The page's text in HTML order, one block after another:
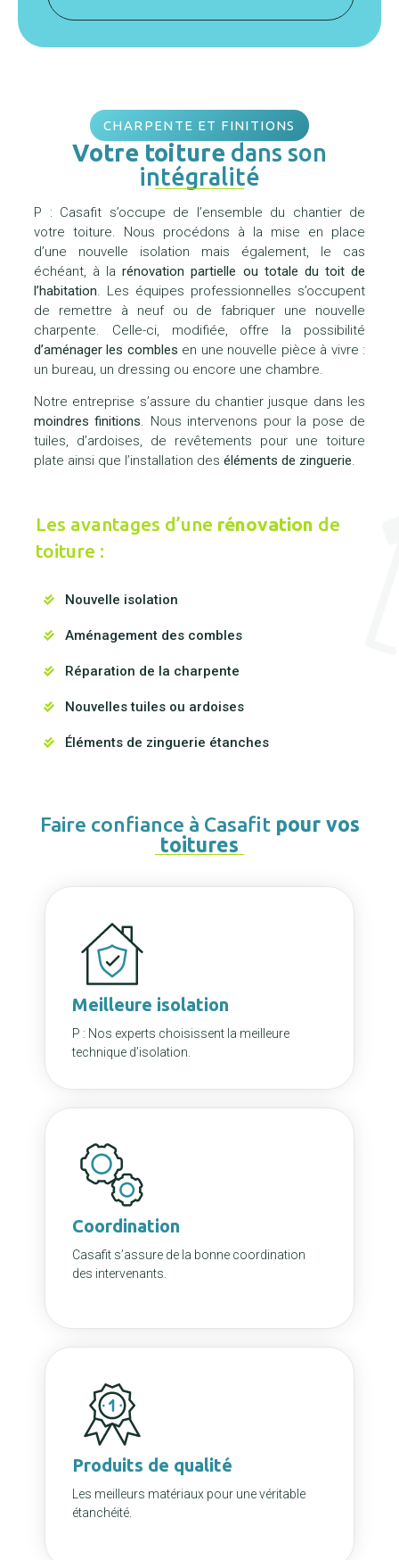
CHARPENTE ET FINITIONS
Votre toiture dans son
intégralité
P : Casafit s’occupe de l’ensemble du chantier de
votre toiture. Nous procédons à la mise en place
d’une nouvelle isolation mais également, le cas
échéant, à larénovation partielle ou totale du toit de
l’habitation. Les équipes professionnelles s’occupent
de remettre à neuf ou de fabriquer une nouvelle
charpente. Celle-ci, modifiée, offre la possibilité
d’aménager les combles en une nouvelle pièce à vivre :
un bureau, un dressing ou encore une chambre.
Notre entreprise s’assure du chantier jusque dans les
moindres finitions. Nous intervenons pour la pose de
tuiles, d’ardoises, de revêtements pour une toiture
plate ainsi que l’installation des éléments de zinguerie.
Les avantages d’une rénovation de
toiture :
Nouvelle isolation
Aménagement des combles
Réparation de la charpente
Nouvelles tuiles ou ardoises
Éléments de zinguerie étanches
Faire confiance à Casafit pour vos
toitures
Meilleure isolation
P : Nos experts choisissent la meilleure
technique d’isolation.
Coordination
Casafit s’assure de la bonne coordination
des intervenants.
Produits de qualité
Les meilleurs matériaux pour une véritable
étanchéité.